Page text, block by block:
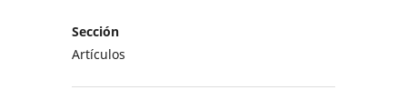
Sección
Artículos